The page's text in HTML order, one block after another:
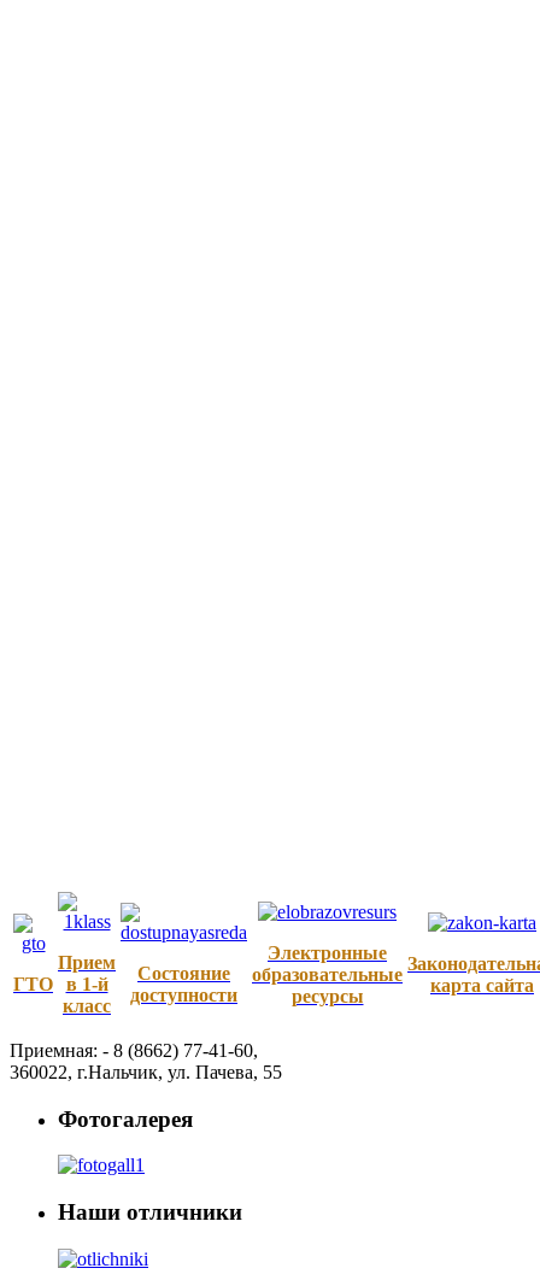
ГТО
Прием
в 1-й
класс
Состояние
доступности
Электронные
образовательные
ресурсы
карта сайта
Приемная: - 8 (8662) 77-41-60,
360022, г.Нальчик, ул. Пачева, 55
Фотогалерея
Наши отличники